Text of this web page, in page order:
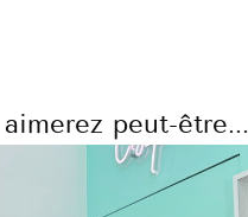
peut-être...